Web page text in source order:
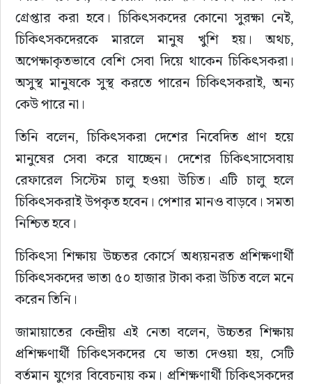
গ্রেপ্তার করা হবে। চিকিৎসকদের কোনো সুরক্ষা নেই,
চিকিৎসকদেরকে মারলে মানুষ খুশি হয়। অথচ,
অপেক্ষাকৃতভাবে বেশি সেবা দিয়ে থাকেন চিকিৎসকরা।
অসুস্থ মানুষকে সুস্থ করতে পারেন চিকিৎসকরাই, অন্য
কেউ পারে না।
তিনি বলেন, চিকিৎসকরা দেশের নিবেদিত প্রাণ হয়ে
মানুষের সেবা করে যাচ্ছেন। দেশের চিকিৎসাসেবায়
রেফারেল সিস্টেম চালু হওয়া উচিত। এটি চালু হলে
চিকিৎসকরাই উপকৃত হবেন। পেশার মানও বাড়বে। সমতা
নিশ্চিত হবে।
চিকিৎসা শিক্ষায় উচ্চতর কোর্সে অধ্যয়নরত প্রশিক্ষণার্থী
চিকিৎসকদের ভাতা ৫০ হাজার টাকা করা উচিত বলে মনে
করেন তিনি।
জামায়াতের কেন্দ্রীয় এই নেতা বলেন, উচ্চতর শিক্ষায়
প্রশিক্ষণার্থী চিকিৎসকদের যে ভাতা দেওয়া হয়, সেটি
বর্তমান যুগের বিবেচনায় কম। প্রশিক্ষণার্থী চিকিৎসকদের